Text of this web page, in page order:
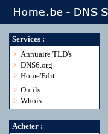
Services :
> Annuaire TLD's
> DNS6.org
> Home'Edit
> Outils
> Whois
Acheter :